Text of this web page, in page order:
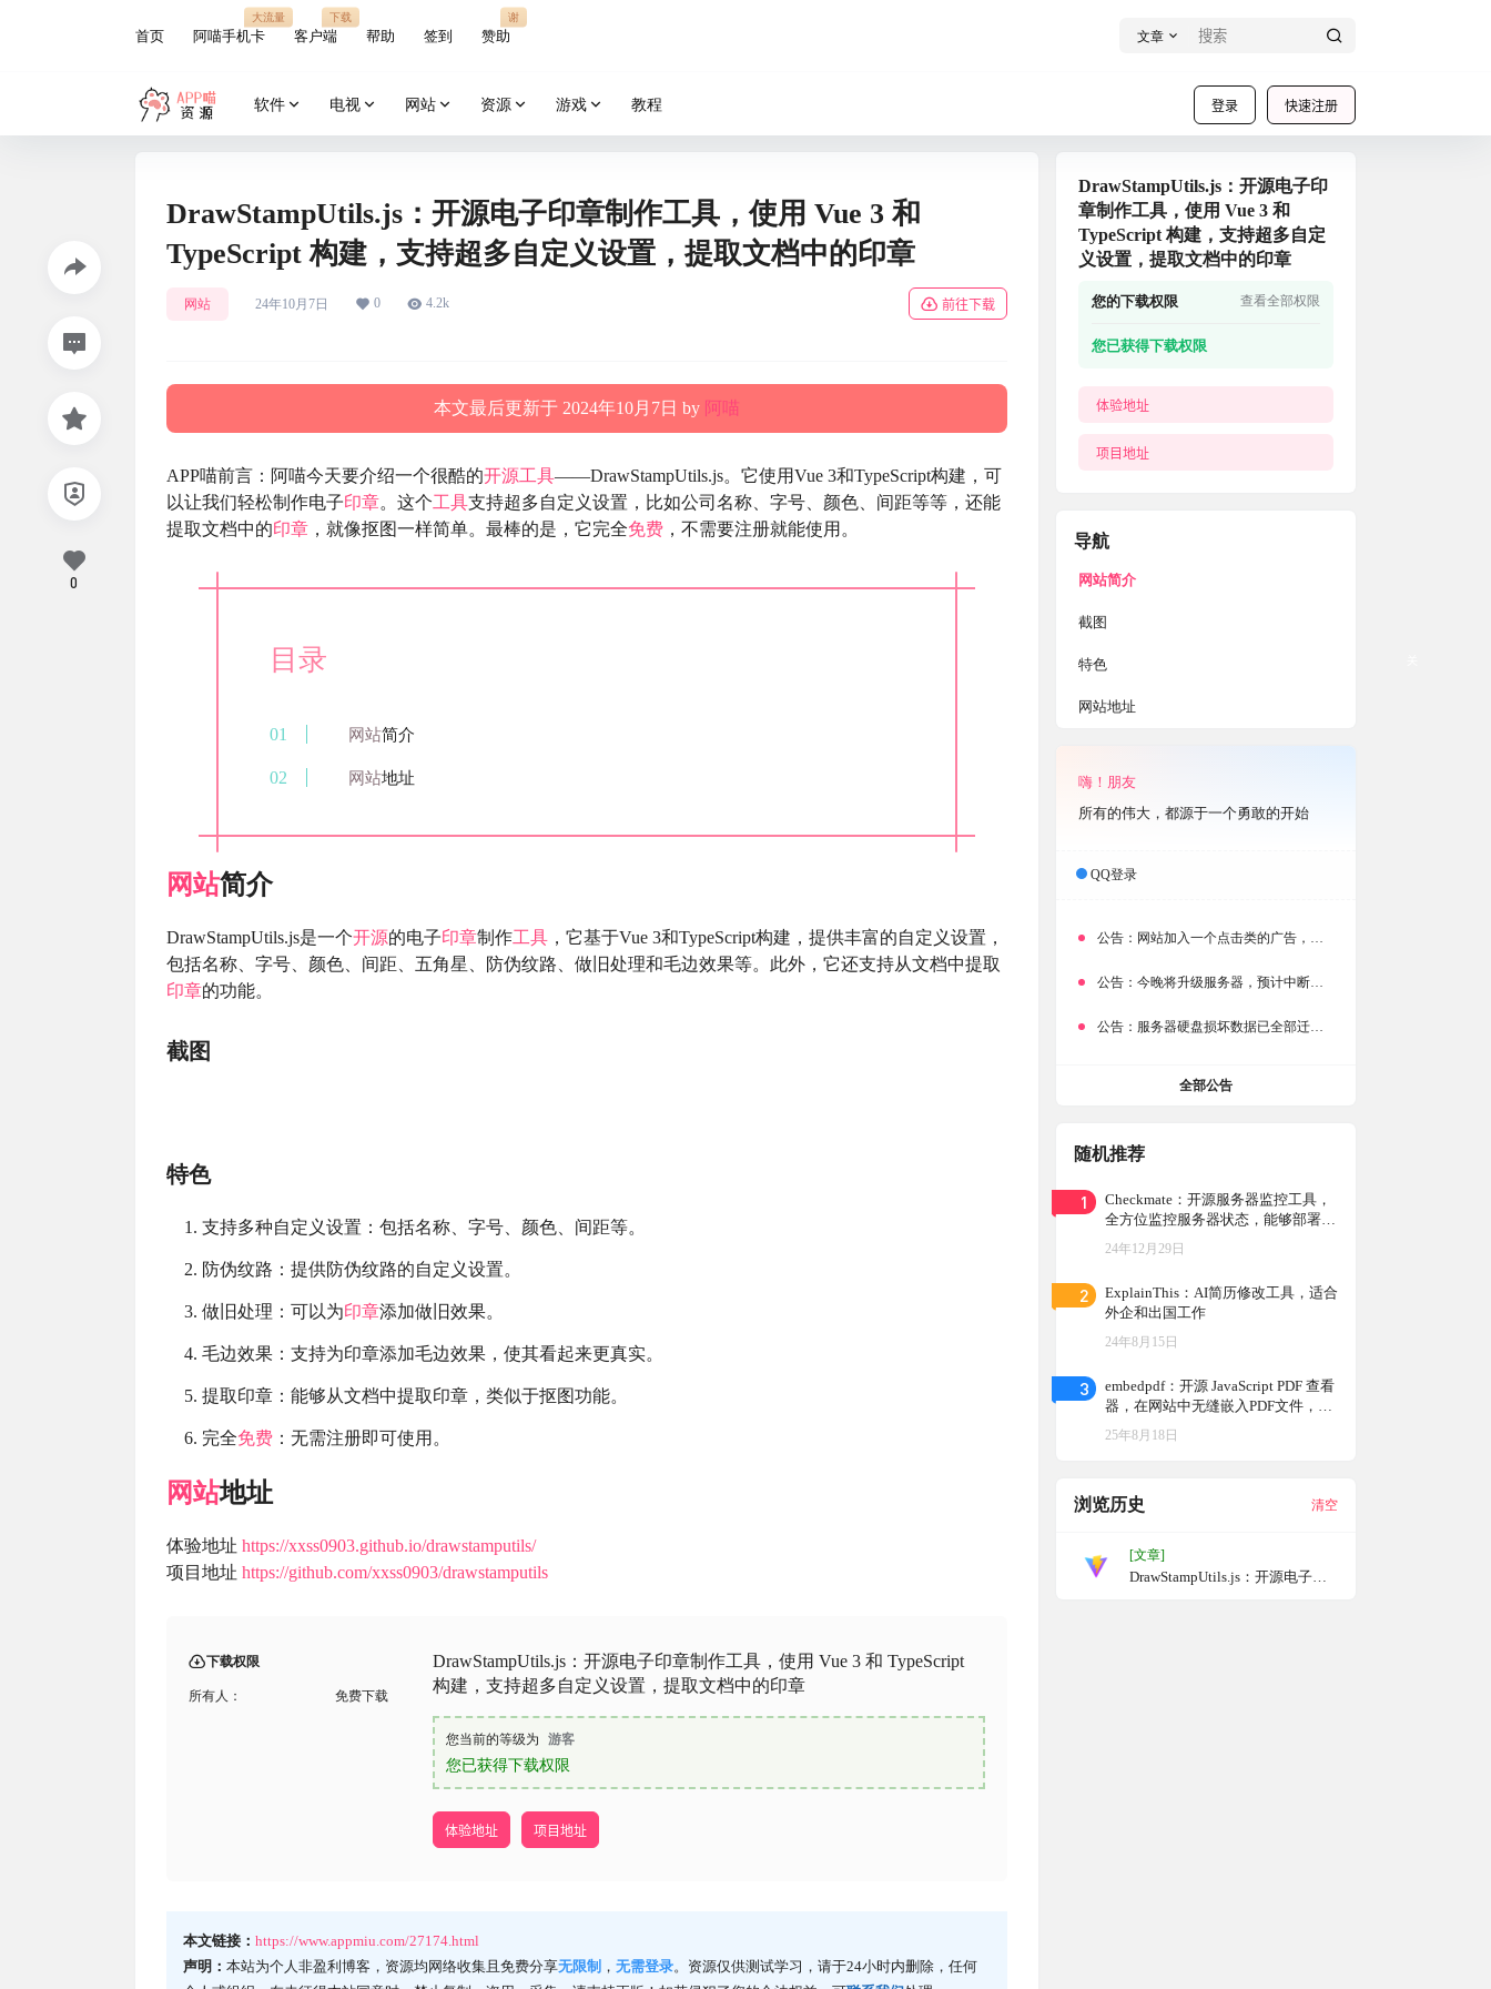
首页 阿喵手机卡
大流量
客户端
下载
帮助 签到 赞助
谢
文章
登录 快速注册
软件 电视 网站 资源 游戏 教程
DrawStampUtils.js：开源电子印章制作工具，使用 Vue 3 和
TypeScript 构建，支持超多自定义设置，提取文档中的印章
网站 24年10月7日 0 4.2k 前往下载
本文最后更新于 2024年10月7日 by 阿喵
APP喵前言：阿喵今天要介绍一个很酷的开源工具——DrawStampUtils.js。它使用Vue 3和TypeScript构建，可
以让我们轻松制作电子印章。这个工具支持超多自定义设置，比如公司名称、字号、颜色、间距等等，还能
提取文档中的印章 ，就像抠图一样简单。最棒的是，它完全免费 ，不需要注册就能使用。
目录
网站简介
网站地址
网站简介
DrawStampUtils.js是一个开源的电子印章制作工具 ，它基于Vue 3和TypeScript构建，提供丰富的自定义设置，
包括名称、字号、颜色、间距、五角星、防伪纹路、做旧处理和毛边效果等。此外，它还支持从文档中提取
印章的功能。
截图
特色
支持多种自定义设置：包括名称、字号、颜色、间距等。
防伪纹路：提供防伪纹路的自定义设置。
做旧处理：可以为印章添加做旧效果。
毛边效果：支持为印章添加毛边效果，使其看起来更真实。
提取印章：能够从文档中提取印章，类似于抠图功能。
完全免费 ：无需注册即可使用。
网站地址
体验地址 https://xxss0903.github.io/drawstamputils/
项目地址 https://github.com/xxss0903/drawstamputils
下载权限
所有人： 免费下载
DrawStampUtils.js：开源电子印章制作工具，使用 Vue 3 和 TypeScript
构建，支持超多自定义设置，提取文档中的印章
您当前的等级为 游客
您已获得下载权限
体验地址 项目地址
本文链接： https://www.appmiu.com/27174.html
声明： 本站为个人非盈利博客，资源均网络收集且免费分享无限制 ， 无需登录。资源仅供测试学习，请于24小时内删除，任何
0
DrawStampUtils.js：开源电子印
章制作工具，使用 Vue 3 和
TypeScript 构建，支持超多自定
义设置，提取文档中的印章
您的下载权限 查看全部权限
您已获得下载权限
体验地址
项目地址
导航
网站简介
截图
特色
网站地址
嗨！朋友
所有的伟大，都源于一个勇敢的开始
QQ登录
公告： 网站加入一个点击类的广告，大家点击下载按钮需要注意
公告： 今晚将升级服务器，预计中断时常为1分钟
公告： 服务器硬盘损坏数据已全部迁移备份，网站恢复完成！
全部公告
随机推荐
1
Checkmate：开源服务器监控工具，
全方位监控服务器状态，能够部署在
用户自己的服务器上，监控网站和服
务器的状态
24年12月29日
2
ExplainThis：AI简历修改工具，适合
外企和出国工作
24年8月15日
3
embedpdf：开源 JavaScript PDF 查看
器，在网站中无缝嵌入PDF文件，在
网页中接入 PDF viewer，轻松做个文
档站
25年8月18日
浏览历史 清空
[文章]
DrawStampUtils.js：开源电子印